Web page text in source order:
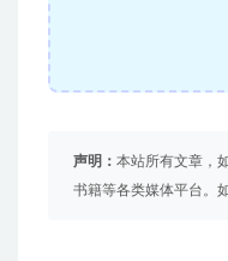
声明： 本站所有文章，
书籍等各类媒体平台。